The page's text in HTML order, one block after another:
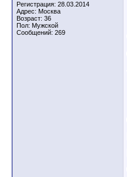
Регистрация: 28.03.2014
Адрес: Москва
Возраст: 36
Пол: Мужской
Сообщений: 269